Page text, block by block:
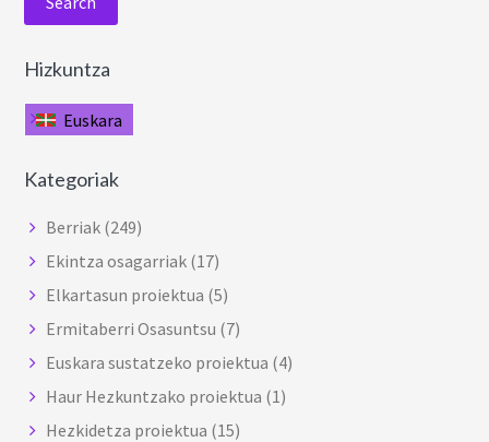
Hizkuntza
Euskara
Kategoriak
Berriak (249)
Ekintza osagarriak (17)
Elkartasun proiektua (5)
Ermitaberri Osasuntsu (7)
Euskara sustatzeko proiektua (4)
Haur Hezkuntzako proiektua (1)
Hezkidetza proiektua (15)